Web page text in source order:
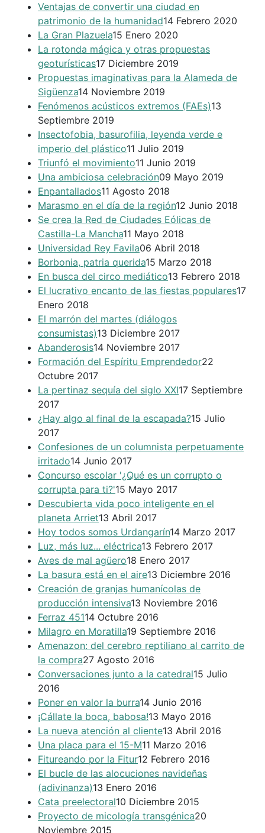
Ventajas de convertir una ciudad en
patrimonio de la humanidad14 Febrero 2020
La Gran Plazuela15 Enero 2020
La rotonda mágica y otras propuestas
geoturísticas17 Diciembre 2019
Propuestas imaginativas para la Alameda de
Sigüenza14 Noviembre 2019
Fenómenos acústicos extremos (FAEs)13
Septiembre 2019
Insectofobia, basurofilia, leyenda verde e
imperio del plástico11 Julio 2019
Triunfó el movimiento11 Junio 2019
Una ambiciosa celebración09 Mayo 2019
Enpantallados11 Agosto 2018
Marasmo en el día de la región12 Junio 2018
Se crea la Red de Ciudades Eólicas de
Castilla-La Mancha11 Mayo 2018
Universidad Rey Favila06 Abril 2018
Borbonia, patria querida15 Marzo 2018
En busca del circo mediático13 Febrero 2018
El lucrativo encanto de las fiestas populares17
Enero 2018
El marrón del martes (diálogos
consumistas)13 Diciembre 2017
Abanderosis14 Noviembre 2017
Formación del Espíritu Emprendedor22
Octubre 2017
La pertinaz sequía del siglo XXI17 Septiembre
2017
¿Hay algo al final de la escapada?15 Julio
2017
Confesiones de un columnista perpetuamente
irritado14 Junio 2017
Concurso escolar '¿Qué es un corrupto o
corrupta para ti?'15 Mayo 2017
Descubierta vida poco inteligente en el
planeta Arriet13 Abril 2017
Hoy todos somos Urdangarín14 Marzo 2017
Luz, más luz... eléctrica13 Febrero 2017
Aves de mal agüero18 Enero 2017
La basura está en el aire13 Diciembre 2016
Creación de granjas humanícolas de
producción intensiva13 Noviembre 2016
Ferraz 45114 Octubre 2016
Milagro en Moratilla19 Septiembre 2016
Amenazon: del cerebro reptiliano al carrito de
la compra27 Agosto 2016
Conversaciones junto a la catedral15 Julio
2016
Poner en valor la burra14 Junio 2016
¡Cállate la boca, babosa!13 Mayo 2016
La nueva atención al cliente13 Abril 2016
Una placa para el 15-M11 Marzo 2016
Fitureando por la Fitur12 Febrero 2016
El bucle de las alocuciones navideñas
(adivinanza)13 Enero 2016
Cata preelectoral10 Diciembre 2015
Proyecto de micología transgénica20
Noviembre 2015